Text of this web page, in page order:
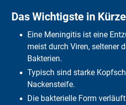
Ursachen
Verlauf
Diagnose
Alternative
Was muss ich
Das Wichtigste in Kürze
Eine Meningitis ist eine
meist durch Viren, seltener
Bakterien.
Typisch sind starke
Nackensteife.
Die bakterielle Form